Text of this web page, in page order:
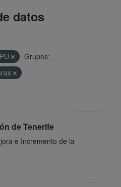
datos
Grupos:
de Tenerife
e Incremento de la